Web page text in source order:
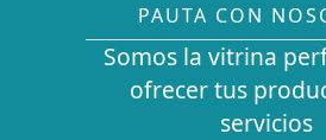
PAUTA CON
Somos la vitrina
ofrecer tus
servicios